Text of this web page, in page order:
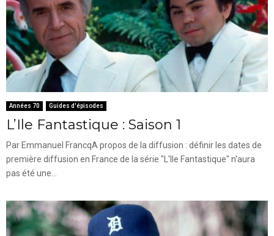
Années 70 Guides d'épisodes
L’Ile Fantastique : Saison 1
Par Emmanuel FrancqA propos de la diffusion : définir les dates de
première diffusion en France de la série "L'Ile Fantastique" n'aura
pas été une...